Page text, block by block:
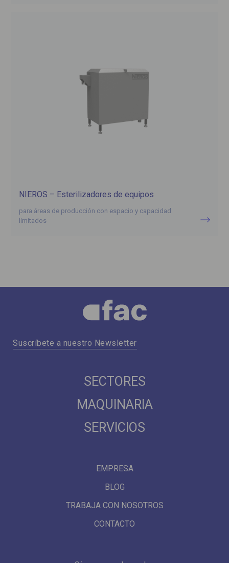
NIEROS – Esterilizadores de equipos
para áreas de producción con espacio y capacidad
limitados
Suscríbete a nuestro Newsletter
SECTORES
MAQUINARIA
SERVICIOS
EMPRESA
BLOG
TRABAJA CON NOSOTROS
CONTACTO